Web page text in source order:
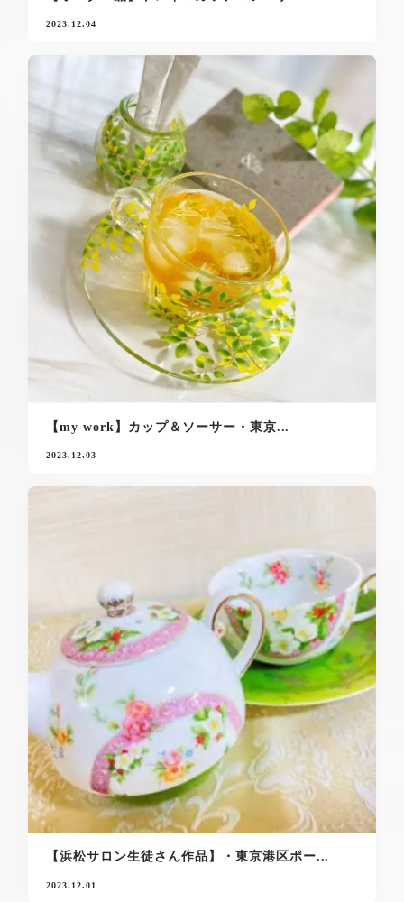
2023.12.04
【my work】カップ＆ソーサー・東京...
2023.12.03
【浜松サロン生徒さん作品】・東京港区ポー...
2023.12.01